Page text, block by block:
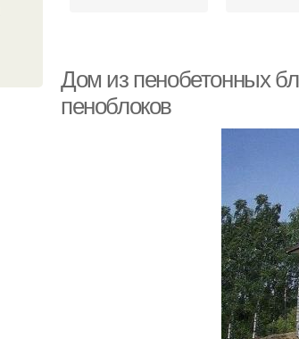
Дом из пенобетонных
пеноблоков